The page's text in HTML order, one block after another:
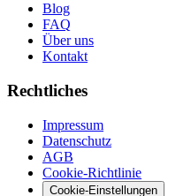
Blog
FAQ
Über uns
Kontakt
Rechtliches
Impressum
Datenschutz
AGB
Cookie-Richtlinie
Cookie-Einstellungen